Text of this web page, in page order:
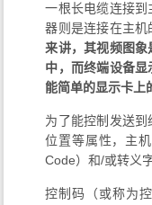
一根长电缆连接
器则是连接在主机
来讲，其视频图
中，而终端设备
能简单的显示卡上
为了能控制发送到
位置等属性，主
Code）和/或转义
控制码（或称为